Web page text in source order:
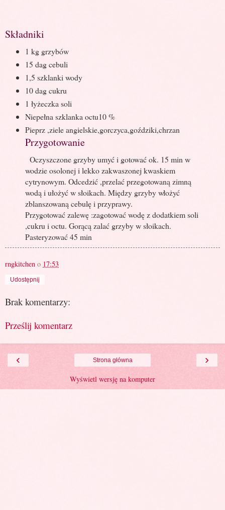
Składniki
1 kg grzybów
15 dag cebuli
1,5 szklanki wody
10 dag cukru
1 łyżeczka soli
Niepełna szklanka octu10 %
Pieprz ,ziele angielskie,gorczyca,goździki,chrzan
Przygotowanie
Oczyszczone grzyby umyć i gotować ok. 15 min w
wodzie osolonej i lekko zakwaszonej kwaskiem
cytrynowym. Odcedzić ,przelać przegotowaną zimną
wodą i ułożyć w słoikach. Między grzyby włożyć
zblanszowaną cebulę i przyprawy.
Przygotować zalewę :zagotować wodę z dodatkiem soli
,cukru i octu. Gorącą zalać grzyby w słoikach.
Pasteryzować 45 min
rngkitchen o 17:53
Udostępnij
Brak komentarzy:
Prześlij komentarz
‹ ›
Strona główna
Wyświetl wersję na komputer